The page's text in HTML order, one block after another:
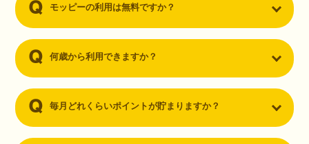
るならと無料登録して、クレジットカードの発行やアプリダウンロー
モッピーの利用は無料ですか？
何歳から利用できますか？
毎月どれくらいポイントが貯まりますか？